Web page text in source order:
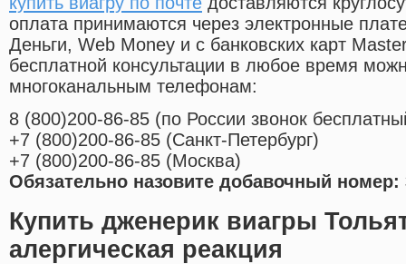
оплата принимаются через электронные
Деньги, Web Money и с банковских карт
бесплатной консультации в любое время
многоканальным телефонам:
8 (800)200-86-85 (по России звонок
+7 (800)200-86-85 (Санкт-Петербург)
+7 (800)200-86-85 (Москва)
Обязательно назовите добавочный номер:
Купить дженерик виагры
алергическая реакция